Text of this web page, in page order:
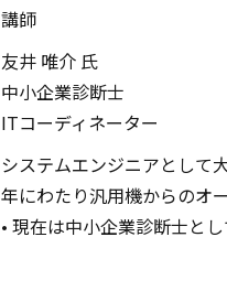
講師
友井 唯介 氏
中小企業診断士
ITコーディネーター
システムエンジニアとして
年にわたり汎用機からのオ
• 現在は中小企業診断士と